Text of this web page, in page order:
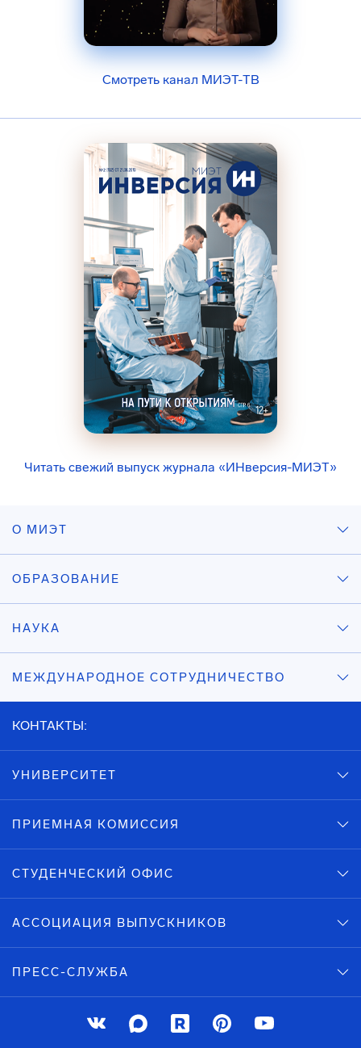
Смотреть канал МИЭТ-ТВ
Читать свежий выпуск журнала «ИНверсия-МИЭТ»
О МИЭТ
ОБРАЗОВАНИЕ
НАУКА
МЕЖДУНАРОДНОЕ СОТРУДНИЧЕСТВО
КОНТАКТЫ:
УНИВЕРСИТЕТ
ПРИЕМНАЯ КОМИССИЯ
СТУДЕНЧЕСКИЙ ОФИС
АССОЦИАЦИЯ ВЫПУСКНИКОВ
ПРЕСС-СЛУЖБА